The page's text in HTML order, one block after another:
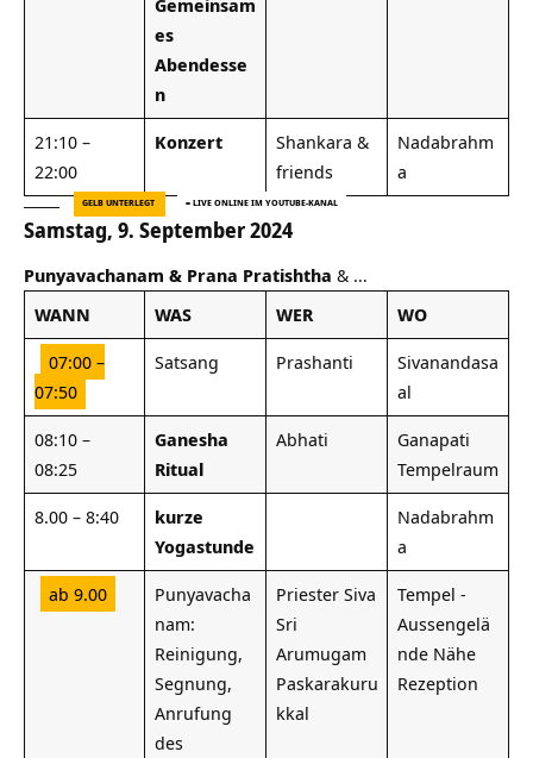
Gemeinsam
es
Abendesse
n
21:10 –
22:00
Konzert
Shankara &
friends
Nadabrahm
a
GELB UNTERLEGT = LIVE ONLINE IM YOUTUBE-KANAL
Samstag, 9. September 2024
Punyavachanam & Prana Pratishtha & …
WANN
WAS WER
WO
07:00 –
07:50
Satsang Prashanti
Sivanandasa
al
08:10 –
08:25
Ganesha
Ritual
Abhati
Ganapati
Tempelraum
8.00 – 8:40
kurze
Yogastunde
Nadabrahm
a
ab 9.00
Punyavacha
nam:
Reinigung,
Segnung,
Anrufung
des
Priester Siva
Sri
Arumugam
Paskarakuru
kkal
Tempel -
Aussengelä
nde Nähe
Rezeption